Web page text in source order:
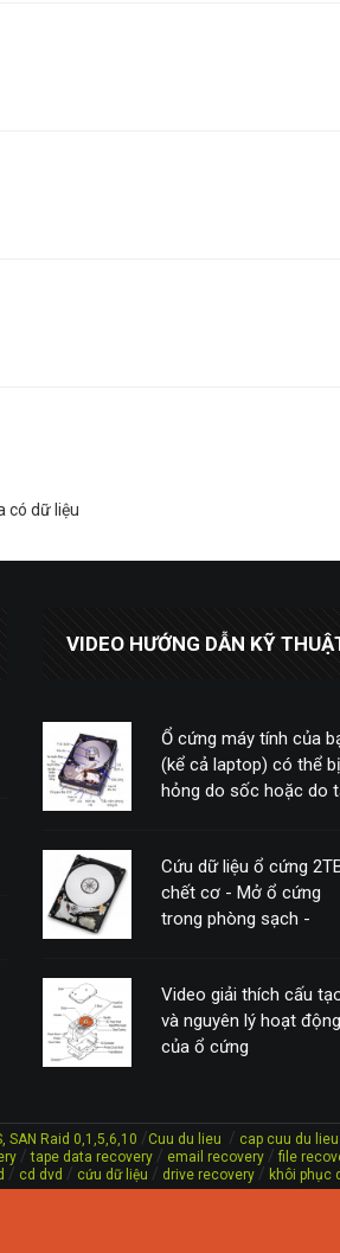
có dữ liệu
VIDEO HƯỚNG DẪN KỸ
Ổ cứng máy tính của
(kể cả laptop) có thể bị
hỏng do sốc hoặc do
Cứu dữ liệu ổ cứng
chết cơ - Mở ổ cứng
trong phòng sạch -
Video giải thích cấu
và nguyên lý hoạt động
của ổ cứng
SAN Raid 0,1,5,6,10 /Cuu du lieu / cap cuu du lieu
/tape data recovery/ email recovery/ file
/ cd dvd / cứu dữ liệu / drive recovery / khôi phục